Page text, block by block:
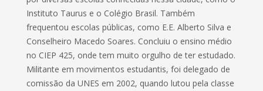
Instituto Taurus e o Colégio Brasil. Também
frequentou escolas públicas, como E.E. Alberto Silva e
Conselheiro Macedo Soares. Concluiu o ensino médio
no CIEP 425, onde tem muito orgulho de ter estudado.
Militante em movimentos estudantis, foi delegado de
comissão da UNES em 2002, quando lutou pela classe